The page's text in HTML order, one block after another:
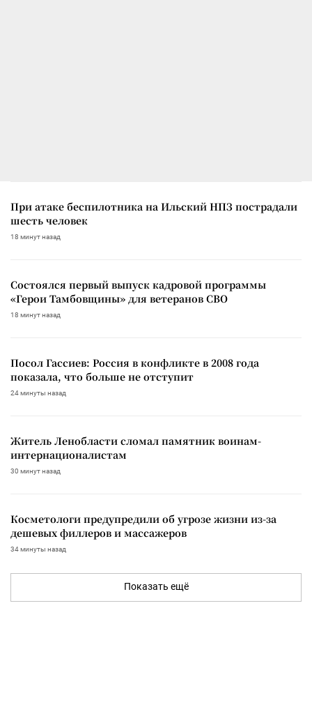
При атаке беспилотника на Ильский НПЗ пострадали
шесть человек
18 минут назад
Состоялся первый выпуск кадровой программы
«Герои Тамбовщины» для ветеранов СВО
18 минут назад
Посол Гассиев: Россия в конфликте в 2008 года
показала, что больше не отступит
24 минуты назад
Житель Ленобласти сломал памятник воинам-
интернационалистам
30 минут назад
Косметологи предупредили об угрозе жизни из-за
дешевых филлеров и массажеров
34 минуты назад
Показать ещё